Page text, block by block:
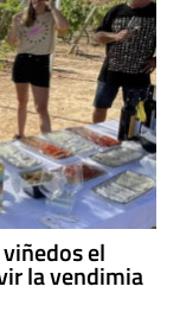
el
la vendimia